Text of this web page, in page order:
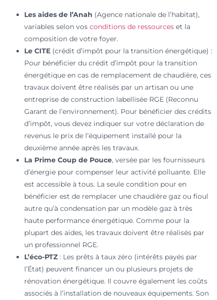
Les aides de l’Anah (Agence nationale de l’habitat),
variables selon vos conditions de ressources et la
composition de votre foyer.
Le CITE (crédit d’impôt pour la transition énergétique) :
Pour bénéficier du crédit d’impôt pour la transition
énergétique en cas de remplacement de chaudière, ces
travaux doivent être réalisés par un artisan ou une
entreprise de construction labellisée RGE (Reconnu
Garant de l’environnement). Pour bénéficier des crédits
d’impôt, vous devez indiquer sur votre déclaration de
revenus le prix de l’équipement installé pour la
deuxième année après les travaux.
La Prime Coup de Pouce, versée par les fournisseurs
d’énergie pour compenser leur activité polluante. Elle
est accessible à tous. La seule condition pour en
bénéficier est de remplacer une chaudière gaz ou fioul
autre qu’à condensation par un modèle gaz à très
haute performance énergétique. Comme pour la
plupart des aides, les travaux doivent être réalisés par
un professionnel RGE.
L’éco-PTZ : Les prêts à taux zéro (intérêts payés par
l’État) peuvent financer un ou plusieurs projets de
rénovation énergétique. Il couvre également les coûts
associés à l’installation de nouveaux équipements. Son